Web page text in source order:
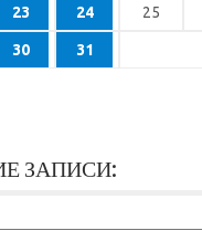
23 24 25
30
31
ЗАПИСИ: